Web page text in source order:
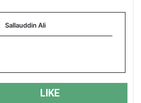
Sallauddin Ali
LIKE